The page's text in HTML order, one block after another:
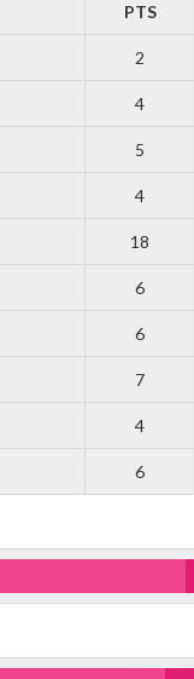
PTS
2
4
5
4
18
6
6
7
4
6